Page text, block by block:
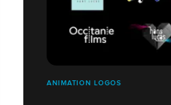
ANIMATION LOGOS